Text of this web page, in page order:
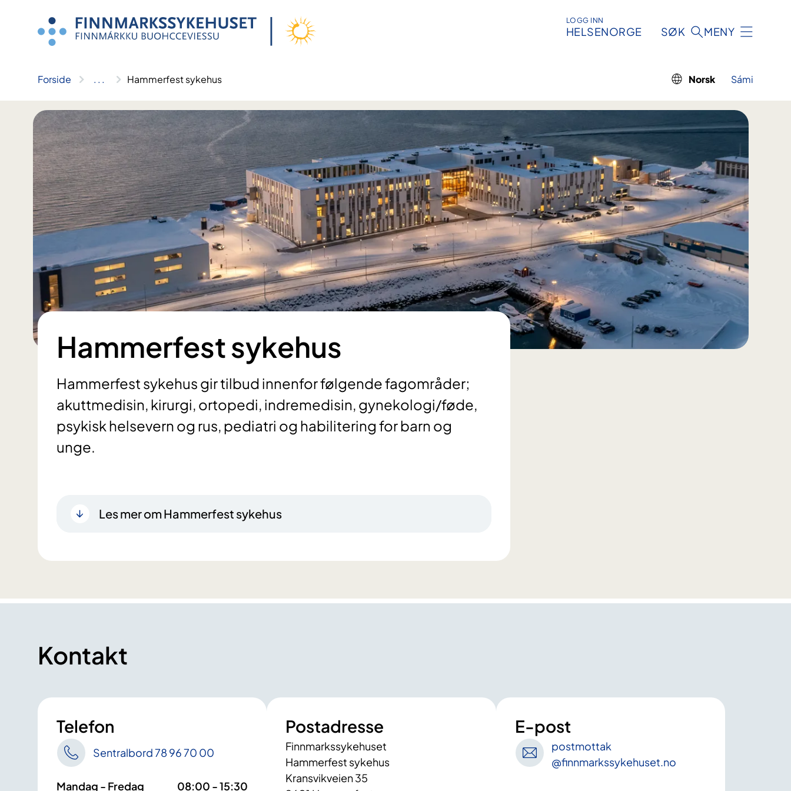
LOGG INN
HELSENORGE SØK MENY
Forside .. . Hammerfest sykehus Norsk Sámi
Hammerfest sykehus
Hammerfest sykehus gir tilbud innenfor følgende fagområder;
akuttmedisin, kirurgi, ortopedi, indremedisin, gynekologi/føde,
psykisk helsevern og rus, pediatri og habilitering for barn og
unge.
Les mer om Hammerfest sykehus
Kontakt
Telefon
Sentralbord 78 96 70 00
Mandag - Fredag
08:00 - 15:30
Postadresse
Finnmarkssykehuset
Hammerfest sykehus
Kransvikveien 35
E-post
postmottak
@finnmarkssykehuset.no